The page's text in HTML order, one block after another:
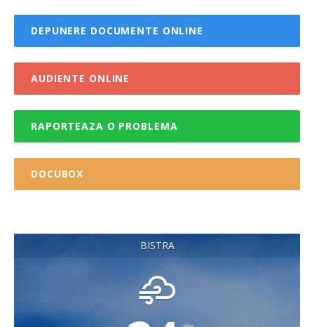
DEPUNERE DOCUMENTE ONLINE
AUDIENTE ONLINE
RAPORTEAZA O PROBLEMA
DOCUBOX
BISTRA